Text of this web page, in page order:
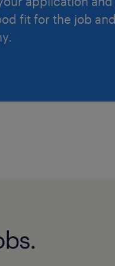
fit for the job